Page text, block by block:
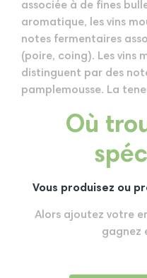
associée à de fines
aromatique, les vins
notes fermentaires
(poire, coing). Les vins
distinguent par des
pamplemousse. La
Où
Vous produisez ou
Alors ajoutez votre
gagnez